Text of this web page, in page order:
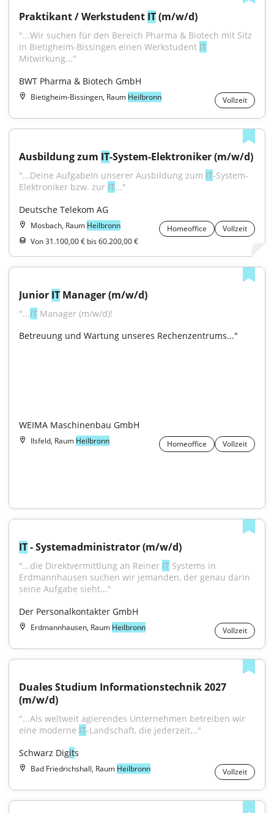
Praktikant / Werkstudent IT (m/w/d)
"...Wir suchen für den Bereich Pharma & Biotech mit Sitz
in Bietigheim-Bissingen einen Werkstudent IT
Mitwirkung..."
BWT Pharma & Biotech GmbH
Bietigheim-Bissingen, Raum Heilbronn Vollzeit
Ausbildung zum IT-System-Elektroniker (m/w/d)
"...Deine AufgabeIn unserer Ausbildung zum IT-System-
Elektroniker bzw. zur IT..."
Deutsche Telekom AG
Mosbach, Raum Heilbronn Homeoffice
Vollzeit
Von 31.100,00 € bis 60.200,00 €
Junior IT Manager (m/w/d)
"...IT Manager (m/w/d)!
Betreuung und Wartung unseres Rechenzentrums..."
WEIMA Maschinenbau GmbH
Ilsfeld, Raum Heilbronn Homeoffice Vollzeit
IT - Systemadministrator (m/w/d)
"...die Direktvermittlung an Reiner IT Systems in
Erdmannhausen suchen wir jemanden, der genau darin
seine Aufgabe sieht..."
Der Personalkontakter GmbH
Erdmannhausen, Raum Heilbronn Vollzeit
Duales Studium Informationstechnik 2027
(m/w/d)
"...Als weltweit agierendes Unternehmen betreiben wir
eine moderne IT-Landschaft, die jederzeit..."
Schwarz Digits
Bad Friedrichshall, Raum Heilbronn Vollzeit